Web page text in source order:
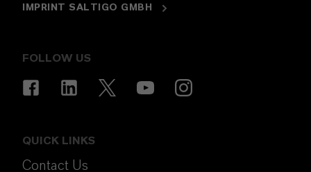
IMPRINT SALTIGO GMBH
FOLLOW US
QUICK LINKS
Contact Us